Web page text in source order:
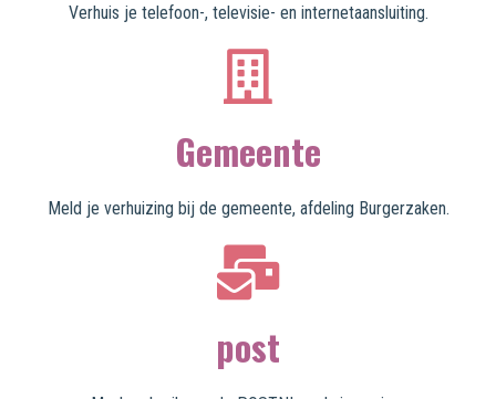
Verhuis je telefoon-, televisie- en internetaansluiting.
Gemeente
Meld je verhuizing bij de gemeente, afdeling Burgerzaken.
post